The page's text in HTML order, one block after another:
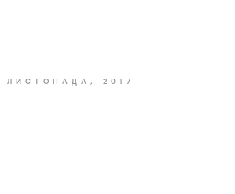
ЛИСТОПАДА, 2017